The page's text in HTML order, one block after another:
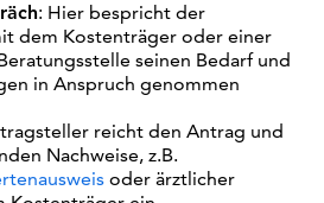
: Hier bespricht der
dem Kostenträger oder einer
seinen Bedarf und
in Anspruch genommen
reicht den Antrag und
Nachweise, z.B.
oder ärztlicher